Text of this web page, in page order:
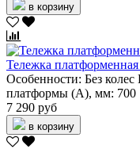
в корзину
Тележка
Особенности: Без колес
платформы (А), мм: 700
7 290 руб
в корзину